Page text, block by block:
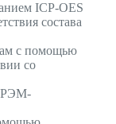
ICP-OES
состава
с помощью
со
РЭМ-